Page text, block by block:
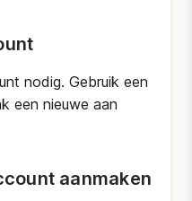
nodig. Gebruik een
een nieuwe aan
aanmaken